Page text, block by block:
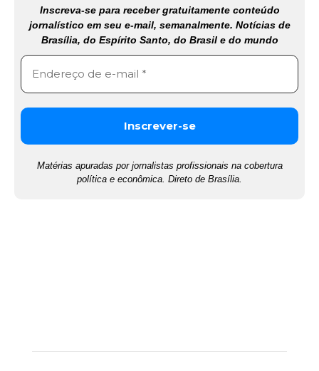
Inscreva-se para receber gratuitamente conteúdo
jornalístico em seu e-mail, semanalmente. Notícias de
Brasília, do Espírito Santo, do Brasil e do mundo
Matérias apuradas por jornalistas profissionais na cobertura
política e econômica. Direto de Brasília.